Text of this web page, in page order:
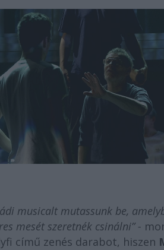
musicalt mutassunk be,
mesét szeretnék csinálni” -
című zenés darabot, hiszen